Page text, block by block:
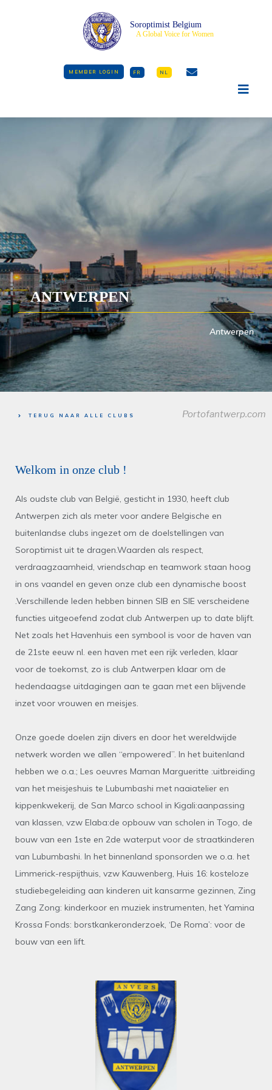
Soroptimist Belgium
A Global Voice for Women
MEMBER LOGIN FR NL
ANTWERPEN
Antwerpen
TERUG NAAR ALLE CLUBS Portofantwerp.com
Welkom in onze club !
Als oudste club van België, gesticht in 1930, heeft club
Antwerpen zich als meter voor andere Belgische en
buitenlandse clubs ingezet om de doelstellingen van
Soroptimist uit te dragen.Waarden als respect,
verdraagzaamheid, vriendschap en teamwork staan hoog
in ons vaandel en geven onze club een dynamische boost
.Verschillende leden hebben binnen SIB en SIE verscheidene
functies uitgeoefend zodat club Antwerpen up to date blijft.
Net zoals het Havenhuis een symbool is voor de haven van
de 21ste eeuw nl. een haven met een rijk verleden, klaar
voor de toekomst, zo is club Antwerpen klaar om de
hedendaagse uitdagingen aan te gaan met een blijvende
inzet voor vrouwen en meisjes.
Onze goede doelen zijn divers en door het wereldwijde
netwerk worden we allen “empowered”. In het buitenland
hebben we o.a.; Les oeuvres Maman Margueritte :uitbreiding
van het meisjeshuis te Lubumbashi met naaiatelier en
kippenkwekerij, de San Marco school in Kigali:aanpassing
van klassen, vzw Elaba:de opbouw van scholen in Togo, de
bouw van een 1ste en 2de waterput voor de straatkinderen
van Lubumbashi. In het binnenland sponsorden we o.a. het
Limmerick-respijthuis, vzw Kauwenberg, Huis 16: kosteloze
studiebegeleiding aan kinderen uit kansarme gezinnen, Zing
Zang Zong: kinderkoor en muziek instrumenten, het Yamina
Krossa Fonds: borstkankeronderzoek, ‘De Roma’: voor de
bouw van een lift.